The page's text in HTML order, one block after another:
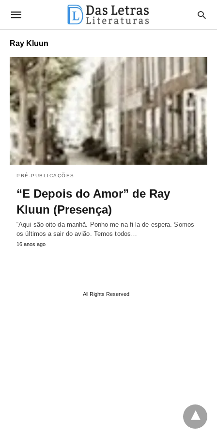
Ray Kluun
PRÉ-PUBLICAÇÕES
“E Depois do Amor” de Ray
Kluun (Presença)
“Aqui são oito da manhã. Ponho-me na fi la de espera. Somos
os últimos a sair do avião. Temos todos…
16 anos ago
All Rights Reserved